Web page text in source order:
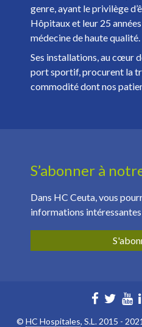
genre, ayant le privilège
Hôpitaux et leur 25 années
médecine de haute qualité.
Ses installations, au cœur
port sportif, procurent la
commodité dont nos
S’abonner à
Dans HC Ceuta, vous
informations
© HC Hospitales, S.L. 2015 -